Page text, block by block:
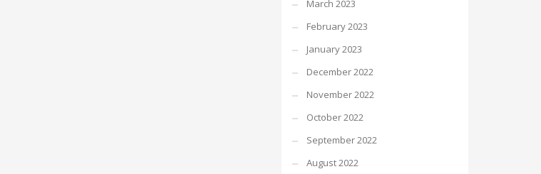
March 2023
February 2023
January 2023
December 2022
November 2022
October 2022
September 2022
August 2022